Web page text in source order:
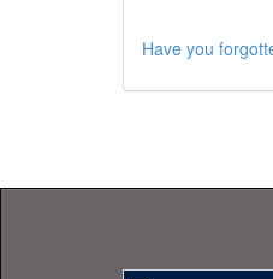
Have you